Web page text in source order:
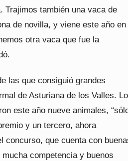
Trajimos también una vaca de
de novilla, y viene este año en
otra vaca que fue la
las que consiguió grandes
de Asturiana de los Valles.
este año nueve animales,
y un tercero, ahora
que cuenta con
competencia y buenos